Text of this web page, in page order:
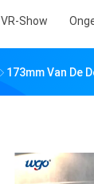
VR-Show
173mm Van De